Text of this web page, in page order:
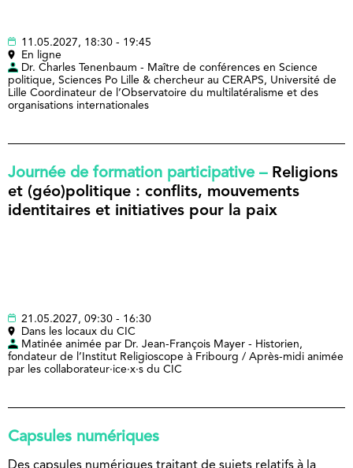
11.05.2027, 18:30 - 19:45
En ligne
Dr. Charles Tenenbaum - Maître de conférences en Science
politique, Sciences Po Lille & chercheur au CERAPS, Université de
Lille Coordinateur de l’Observatoire du multilatéralisme et des
organisations internationales
Journée de formation participative – Religions
et (géo)politique : conflits, mouvements
identitaires et initiatives pour la paix
21.05.2027, 09:30 - 16:30
Dans les locaux du CIC
Matinée animée par Dr. Jean-François Mayer - Historien,
fondateur de l’Institut Religioscope à Fribourg / Après-midi animée
par les collaborateur·ice·x·s du CIC
Capsules numériques